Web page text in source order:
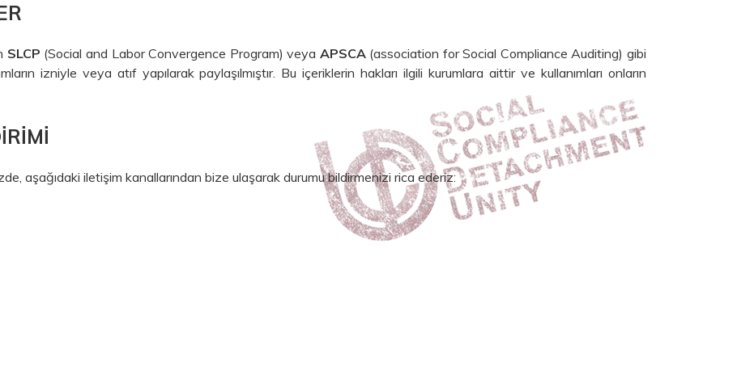
SLCP (Social and Labor Convergence Program) veya APSCA(association for Social Compliance Auditing) gibi
izniyle veya atıf yapılarak paylaşılmıştır. Bu içeriklerin hakları ilgili kurumlara aittir ve kullanımları onların
aşağıdaki iletişim kanallarından bize ulaşarak durumu bildirmenizi rica ederiz: